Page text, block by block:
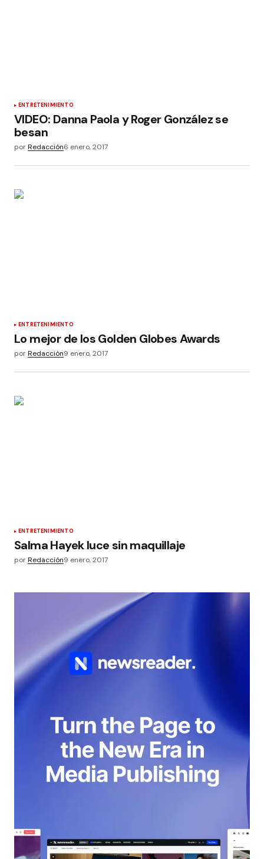
ENTRETENIMIENTO
VIDEO: Danna Paola y Roger González se
besan
porRedacción6 enero, 2017
ENTRETENIMIENTO
Lo mejor de los Golden Globes Awards
porRedacción9 enero, 2017
ENTRETENIMIENTO
Salma Hayek luce sin maquillaje
porRedacción9 enero, 2017